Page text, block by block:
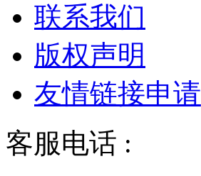
联系我们
版权声明
友情链接申请
客服电话 :